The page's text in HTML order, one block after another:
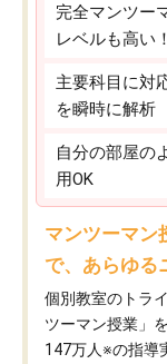
完全マンツー
レベルも高い！
主要科目に対
を瞬時に解析
自分の部屋の
用OK
マンツーマン
で、あらゆる
個別教室のトラ
ツーマン授業」
147万人※の指導